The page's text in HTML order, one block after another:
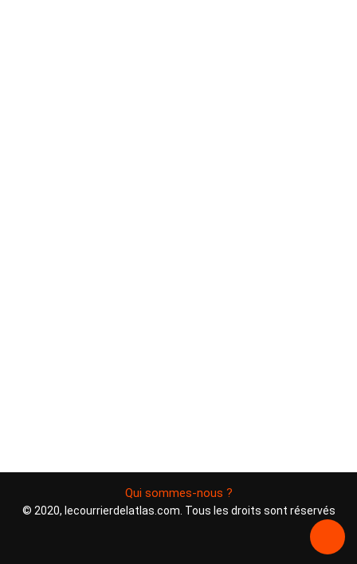
Qui sommes-nous ?
© 2020, lecourrierdelatlas.com. Tous les droits sont réservés